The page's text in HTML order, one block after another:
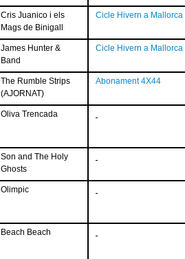
Cris Juanico i els
Mags de Binigall
Cicle Hivern a Mallorca
James Hunter &
Band
Cicle Hivern a Mallorca
The Rumble Strips
(AJORNAT)
Abonament 4X44
Oliva Trencada
Son and The Holy
Ghosts
Olimpic
Beach Beach